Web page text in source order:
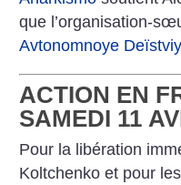
que l’organisation-
Avtonomnoye
ACTION EN
SAMEDI 11
Pour la libération
Koltchenko et pour